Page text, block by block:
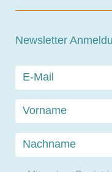
Newsletter